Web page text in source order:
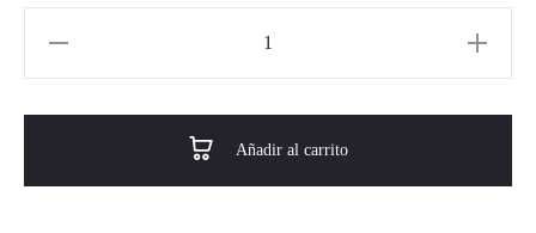
Añadir al carrito